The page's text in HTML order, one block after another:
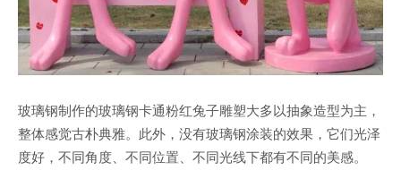
玻璃钢制作的玻璃钢卡通粉红兔子雕塑大多以抽象造型为主，
整体感觉古朴典雅。此外，没有玻璃钢涂装的效果，它们光泽
度好，不同角度、不同位置、不同光线下都有不同的美感。